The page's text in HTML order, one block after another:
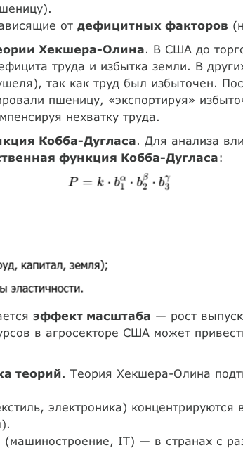
от дефицитных факторов
Хекшера-Олина. В США до
труда и избытка земли. В
так как труд был избыточен.
пшеницу, «экспортируя»
нехватку труда.
Кобба-Дугласа. Для анализа
функция Кобба-Дугласа:
эффект масштаба — рост
в агросекторе США может
теорий. Теория Хекшера-Олина
электроника)
(машиностроение, IT) — в странах с